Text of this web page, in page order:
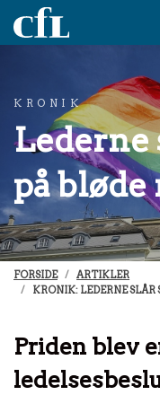
Spring til indhold
KRONIK
Lederne
på bløde
FORSIDE
ARTIKLER
KRONIK: LEDERNE
Priden blev